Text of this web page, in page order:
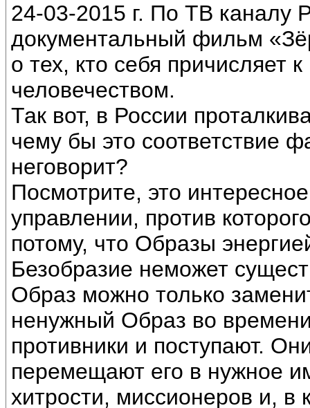
24-03-2015 г. По ТВ каналу
документальный фильм
о тех, кто себя причисляет
человечеством.
Так вот, в России
чему бы это соответствие
неговорит?
Посмотрите, это
управлении, против
потому, что Образы
Безобразие неможет
Образ можно только
ненужный Образ во
противники и поступают.
перемещают его в нужное
хитрости, миссионеров и, в